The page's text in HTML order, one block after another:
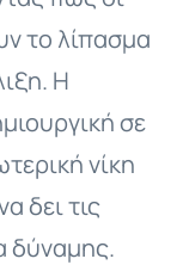
το λίπασμα
Η
σε
νίκη
δει τις
δύναμης.